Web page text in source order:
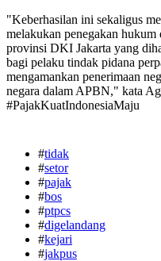
"Keberhasilan ini sekaligus
melakukan penegakan
provinsi DKI Jakarta yang
bagi pelaku tindak pidana
mengamankan penerimaan
negara dalam APBN," kata
#PajakKuatIndonesiaMaju
#tidak
#setor
#pajak
#bos
#ptpcs
#digelandang
#kejari
#jakpus